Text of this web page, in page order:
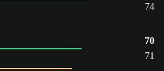
74
70
71